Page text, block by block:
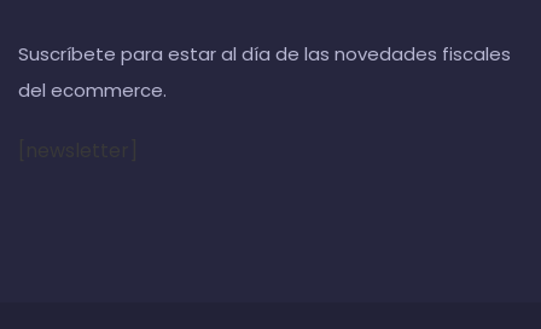
Suscríbete para estar al día de las novedades fiscales
del ecommerce.